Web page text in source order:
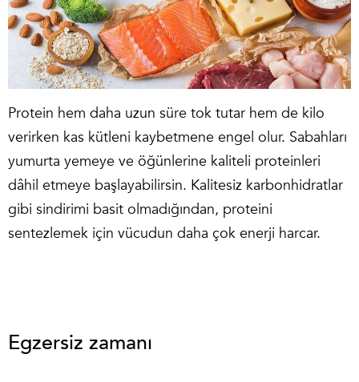
Protein hem daha uzun süre tok tutar hem de kilo
verirken kas kütleni kaybetmene engel olur. Sabahları
yumurta yemeye ve öğünlerine kaliteli proteinleri
dâhil etmeye başlayabilirsin. Kalitesiz karbonhidratlar
gibi sindirimi basit olmadığından, proteini
sentezlemek için vücudun daha çok enerji harcar.
Egzersiz zamanı